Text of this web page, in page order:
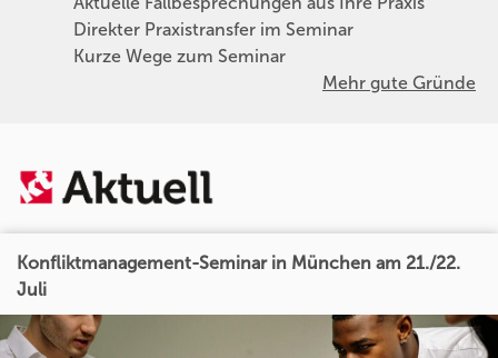
Direkter Praxistransfer im Seminar
Kurze Wege zum Seminar
Mehr gute Gründe
Konfliktmanagement-Seminar in München am 21./22.
Juli